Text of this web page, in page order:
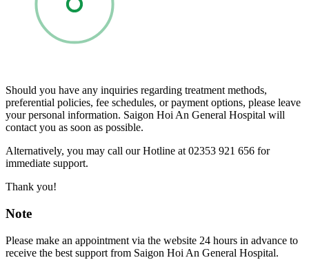
Should you have any inquiries regarding treatment methods,
preferential policies, fee schedules, or payment options, please leave
your personal information. Saigon Hoi An General Hospital will
contact you as soon as possible.
Alternatively, you may call our Hotline at 02353 921 656 for
immediate support.
Thank you!
Note
Please make an appointment via the website 24 hours in advance to
receive the best support from Saigon Hoi An General Hospital.